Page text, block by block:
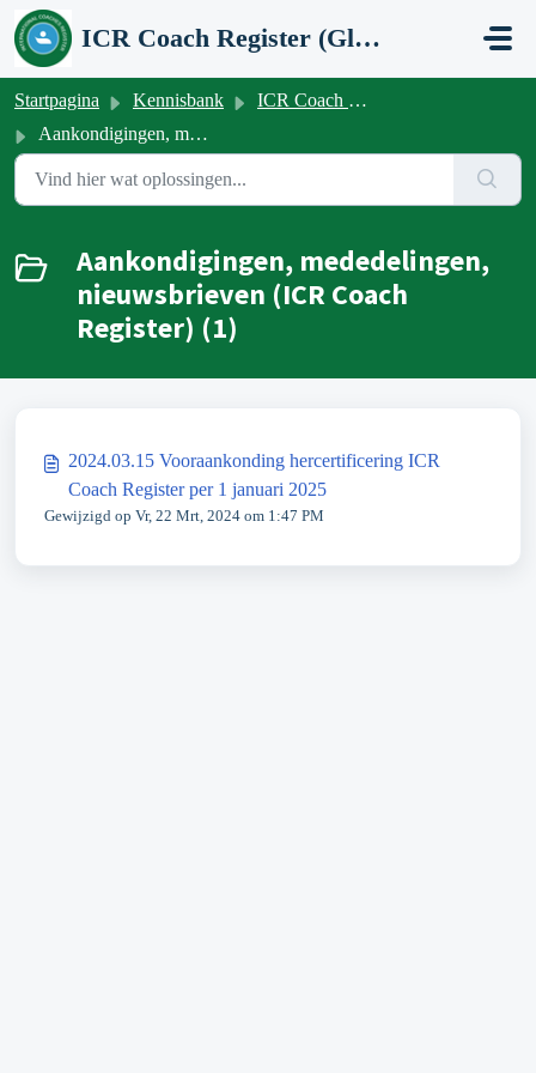
Doorgaan naar hoofdinhoud
ICR Coach Register (Global Network Group)
Startpagina Kennisbank
ICR Coach Register
Aankondigingen, mededelingen, nieuwsbrieven (ICR Coach Register)
Aankondigingen, mededelingen,
nieuwsbrieven (ICR Coach
Register) (1)
2024.03.15 Vooraankonding hercertificering ICR
Coach Register per 1 januari 2025
Gewijzigd op Vr, 22 Mrt, 2024 om 1:47 PM